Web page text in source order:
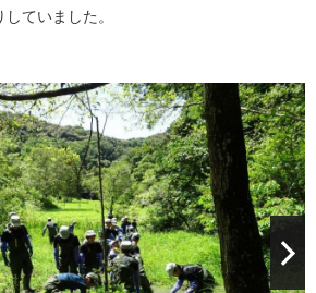
ていました。